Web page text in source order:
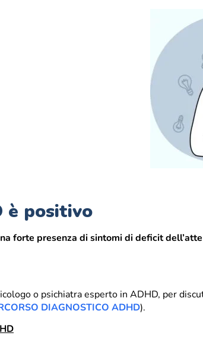
è positivo
forte presenza di sintomi di deficit
o psichiatra esperto in ADHD, per
DIAGNOSTICO ADHD).